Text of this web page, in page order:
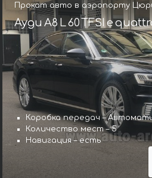
Прокат авто в аэропорту
Ауди A8 L 60 TFSI e
Коробка передач –
Количество мест – 5
Навигация – есть